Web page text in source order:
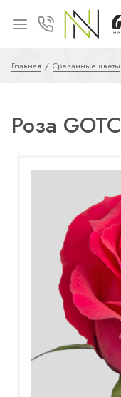
Главная Срезанные цветы
Роза